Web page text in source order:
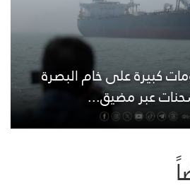
كبيرة على خام البصرة
عبر مضيق...